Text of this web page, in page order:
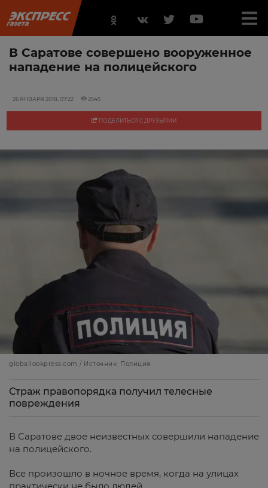
В Саратове совершено вооруженное
нападение на полицейского
26 ЯНВАРЯ 2018, 07:22 2545
ПОДЕЛИТЬСЯ С ДРУЗЬЯМИ
globallookpress.com / Источник: Полиция
Страж правопорядка получил телесные
повреждения
В Саратове двое неизвестных совершили нападение
на полицейского.
Все произошло в ночное время, когда на улицах